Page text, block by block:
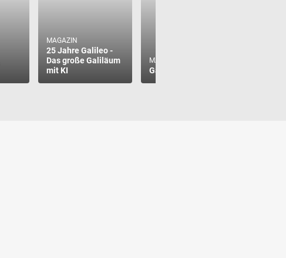
MAGAZIN
25 Jahre Galileo -
Das große Galiläum
mit KI
MAGAZIN
Galileo 360°